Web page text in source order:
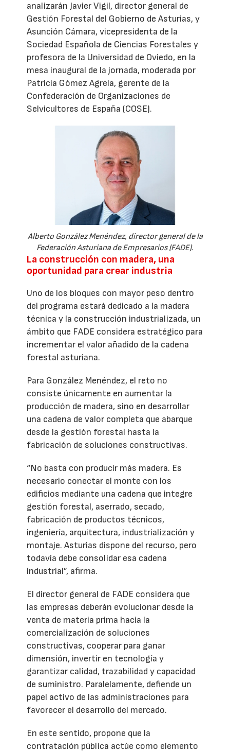
analizarán Javier Vigil, director general de
Gestión Forestal del Gobierno de Asturias, y
Asunción Cámara, vicepresidenta de la
Sociedad Española de Ciencias Forestales y
profesora de la Universidad de Oviedo, en la
mesa inaugural de la jornada, moderada por
Patricia Gómez Agrela, gerente de la
Confederación de Organizaciones de
Selvicultores de España (COSE).
Alberto González Menéndez, director general de la
Federación Asturiana de Empresarios (FADE).
La construcción con madera, una
oportunidad para crear industria
Uno de los bloques con mayor peso dentro
del programa estará dedicado a la madera
técnica y la construcción industrializada, un
ámbito que FADE considera estratégico para
incrementar el valor añadido de la cadena
forestal asturiana.
Para González Menéndez, el reto no
consiste únicamente en aumentar la
producción de madera, sino en desarrollar
una cadena de valor completa que abarque
desde la gestión forestal hasta la
fabricación de soluciones constructivas.
“No basta con producir más madera. Es
necesario conectar el monte con los
edificios mediante una cadena que integre
gestión forestal, aserrado, secado,
fabricación de productos técnicos,
ingeniería, arquitectura, industrialización y
montaje. Asturias dispone del recurso, pero
todavía debe consolidar esa cadena
industrial”, afirma.
El director general de FADE considera que
las empresas deberán evolucionar desde la
venta de materia prima hacia la
comercialización de soluciones
constructivas, cooperar para ganar
dimensión, invertir en tecnología y
garantizar calidad, trazabilidad y capacidad
de suministro. Paralelamente, defiende un
papel activo de las administraciones para
favorecer el desarrollo del mercado.
En este sentido, propone que la
contratación pública actúe como elemento